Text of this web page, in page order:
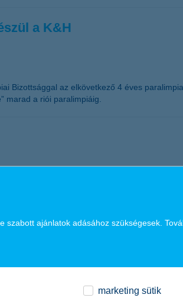
a K&H
Bizottsággal az elkövetkező 4 éves
marad a riói paralimpiáig.
jelentősen emelkedtek, az
illetően pedig a
ajánlatok adásához szükségesek.
marketing sütik